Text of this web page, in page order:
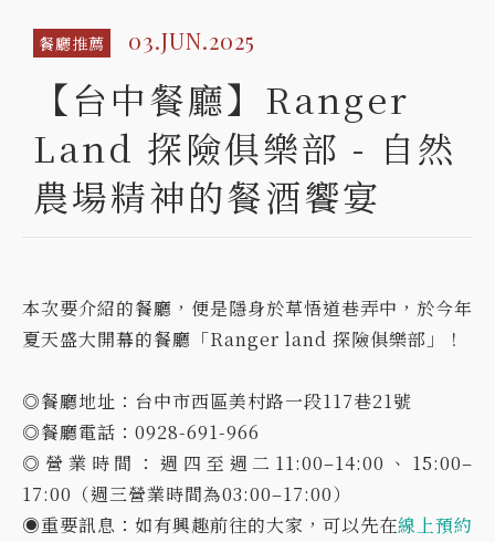
餐廳推薦 03.JUN.2025
【台中餐廳】Ranger
Land 探險俱樂部 - 自然
農場精神的餐酒饗宴
本次要介紹的餐廳，便是隱身於草悟道巷弄中，於今年
夏天盛大開幕的餐廳「Ranger land 探險俱樂部」！
◎餐廳地址：台中市西區美村路一段117巷21號
◎餐廳電話：0928-691-966
◎營業時間：週四至週二11:00–14:00、15:00–
17:00（週三營業時間為03:00–17:00）
◉重要訊息：如有興趣前往的大家，可以先在線上預約